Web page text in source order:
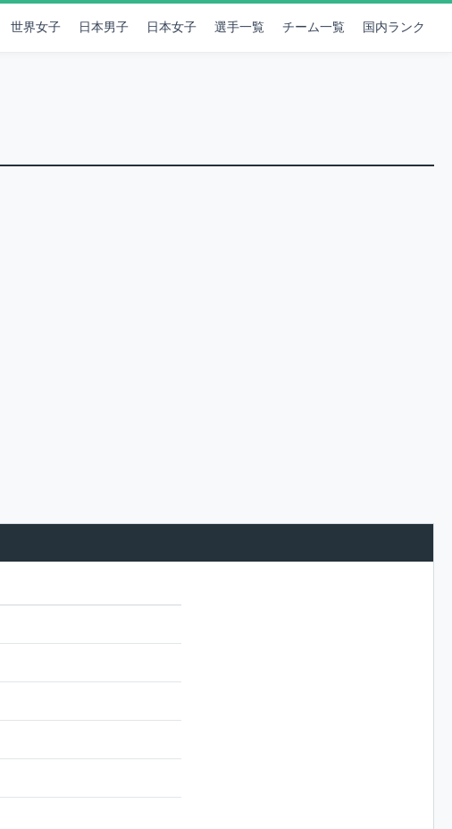
世界女子 日本男子 日本女子 選手一覧 チーム一覧 国内ランク